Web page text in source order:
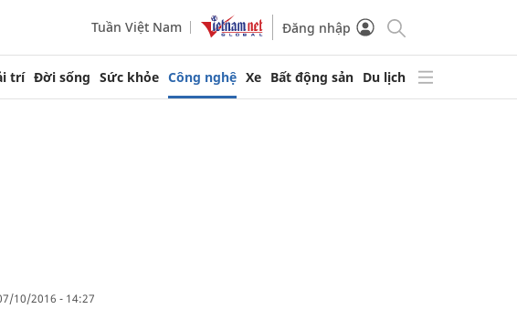
Tuần Việt Nam Đăng nhập
trí Đời sống Sức khỏe Công nghệ Xe Bất động sản Du lịch
10/2016 - 14:27